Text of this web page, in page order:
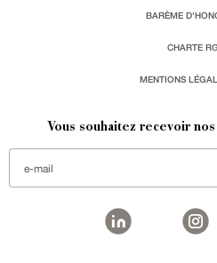
BARÈME
CHARTE
MENTIONS
Vous souhaitez recevoir